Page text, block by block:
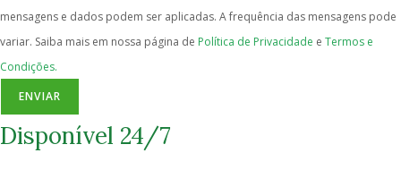
mensagens e dados podem ser aplicadas. A frequência das mensagens pode
variar. Saiba mais em nossa página de Política de Privacidade e Termos e
Condições.
ENVIAR
Disponível 24/7